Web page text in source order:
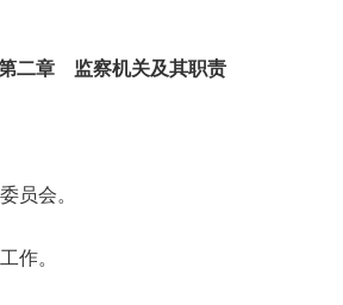
二章 监察机关及其职责
员会。
作。